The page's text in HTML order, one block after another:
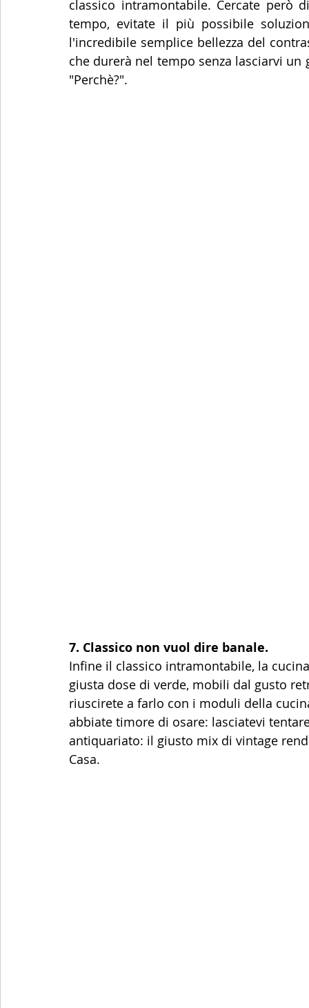
classico intramontabile. Cercate
tempo, evitate il più possibile
l'incredibile semplice bellezza del
che durerà nel tempo senza lasciarvi
"Perchè?".
7. Classico non vuol dire banale.
Infine il classico intramontabile, la
giusta dose di verde, mobili dal gusto
riuscirete a farlo con i moduli della
abbiate timore di osare: lasciatevi
antiquariato: il giusto mix di vintage
Casa.